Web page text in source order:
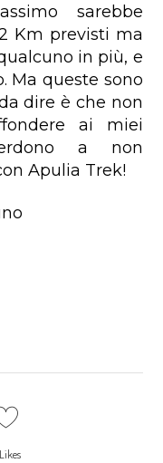
sarebbe
Km previsti ma
in più, e
Ma queste sono
dire è che non
ai miei
a non
Apulia Trek!
Likes